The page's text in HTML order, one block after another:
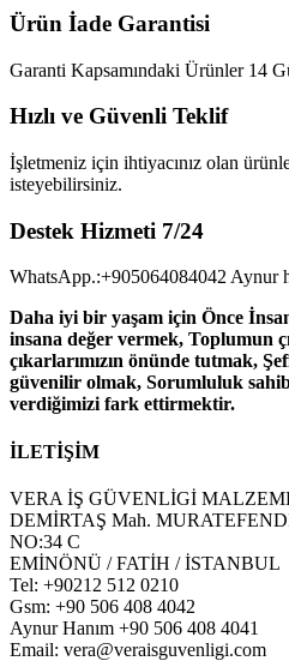
Ürün İade Garantisi
Garanti Kapsamındaki Ürünler 14
Hızlı ve Güvenli Teklif
İşletmeniz için ihtiyacınız olan
isteyebilirsiniz.
Destek Hizmeti 7/24
WhatsApp.:+905064084042 Aynur
Daha iyi bir yaşam için Önce
insana değer vermek, Toplumun
çıkarlarımızın önünde tutmak,
güvenilir olmak, Sorumluluk
verdiğimizi fark ettirmektir.
İLETİŞİM
VERA İŞ GÜVENLİGİ
DEMİRTAŞ Mah.
NO:34 C
EMİNÖNÜ / FATİH / İSTANBUL
Tel: +90212 512 0210
Gsm: +90 506 408 4042
Aynur Hanım +90 506 408 4041
Email: vera@veraisguvenligi.com